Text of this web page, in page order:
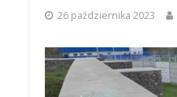
26 października 2023